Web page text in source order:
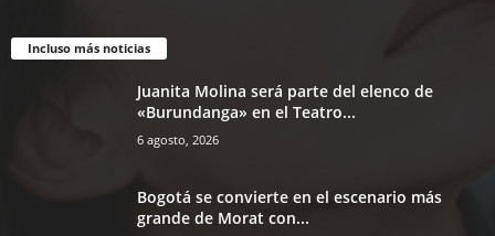
Incluso más noticias
Juanita Molina será parte del elenco de
«Burundanga» en el Teatro...
6 agosto, 2026
Bogotá se convierte en el escenario más
grande de Morat con...